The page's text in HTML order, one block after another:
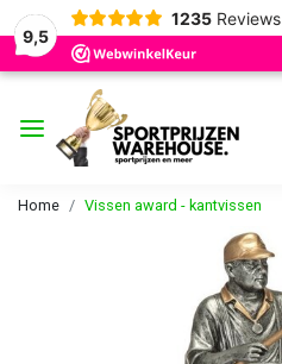
9,5
1235 Reviews
Home Vissen award - kantvissen